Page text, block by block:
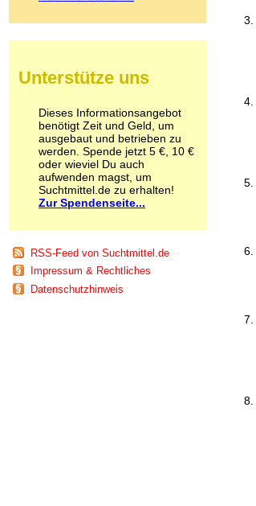
Methadon
Pilze
Psychopharmaka
Schlafmittel
Schmerzmittel
Schnüffelstoffe
Spice
Sucht / Süchte
Alkoholsucht
Co-Abhängigkeit
Computersucht
Ess-Brechsucht
Essstörungen
Fernsehsucht
Unterstütze uns
Dieses Informationsangebot
benötigt Zeit und Geld, um
ausgebaut und betrieben zu
werden. Spende jetzt 5 €, 10 €
oder wieviel Du auch
aufwenden magst, um
Suchtmittel.de zu erhalten!
Zur Spendenseite...
RSS-Feed von Suchtmittel.de
Impressum & Rechtliches
Datenschutzhinweis